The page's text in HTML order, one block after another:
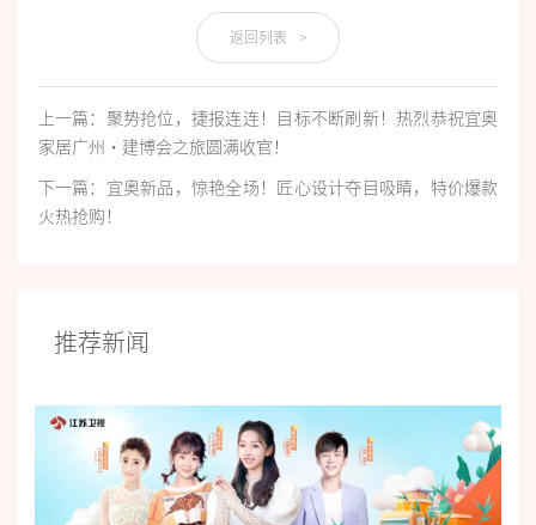
返回列表 >
上一篇：聚势抢位，捷报连连！目标不断刷新！热烈恭祝宜奥
家居广州·建博会之旅圆满收官！
下一篇：宜奥新品，惊艳全场！匠心设计夺目吸睛，特价爆款
火热抢购！
推荐新闻